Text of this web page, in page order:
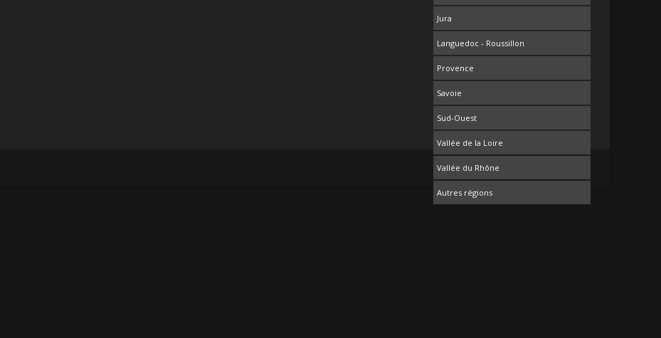
Jura
Languedoc - Roussillon
Provence
Savoie
Sud-Ouest
Vallée de la Loire
Vallée du Rhône
Autres régions